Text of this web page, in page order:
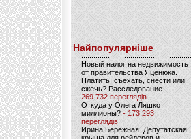
Найпопулярніше
Новый налог на недвижимость
от правительства Яценюка.
Платить, съехать, снести или
сжечь? Расследование-
269 732 переглядів
Откуда у Олега Ляшко
миллионы? - 173 293
переглядів
Ирина Бережная. Депутатская